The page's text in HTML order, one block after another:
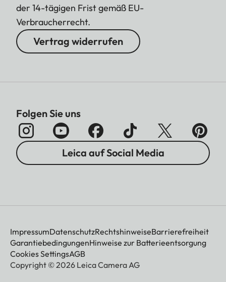
der 14-tägigen Frist gemäß EU-
Verbraucherrecht.
Vertrag widerrufen
Folgen Sie uns
Leica auf Social Media
ImpressumDatenschutzRechtshinweiseBarrierefreiheit
GarantiebedingungenHinweise zur Batterieentsorgung
Cookies SettingsAGB
Copyright © 2026 Leica Camera AG